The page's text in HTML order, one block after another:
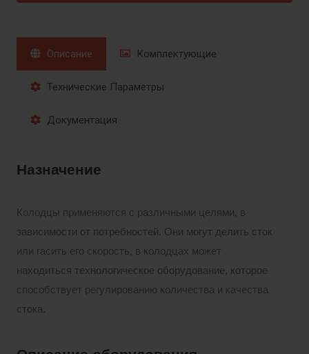
Описание Комплектующие
Технические Параметры
Документация
Назначение
Колодцы применяются с различными целями, в
зависимости от потребностей. Они могут делить сток
или гасить его скорость, в колодцах может
находиться технологическое оборудование, которое
способствует регулированию количества и качества
стока.